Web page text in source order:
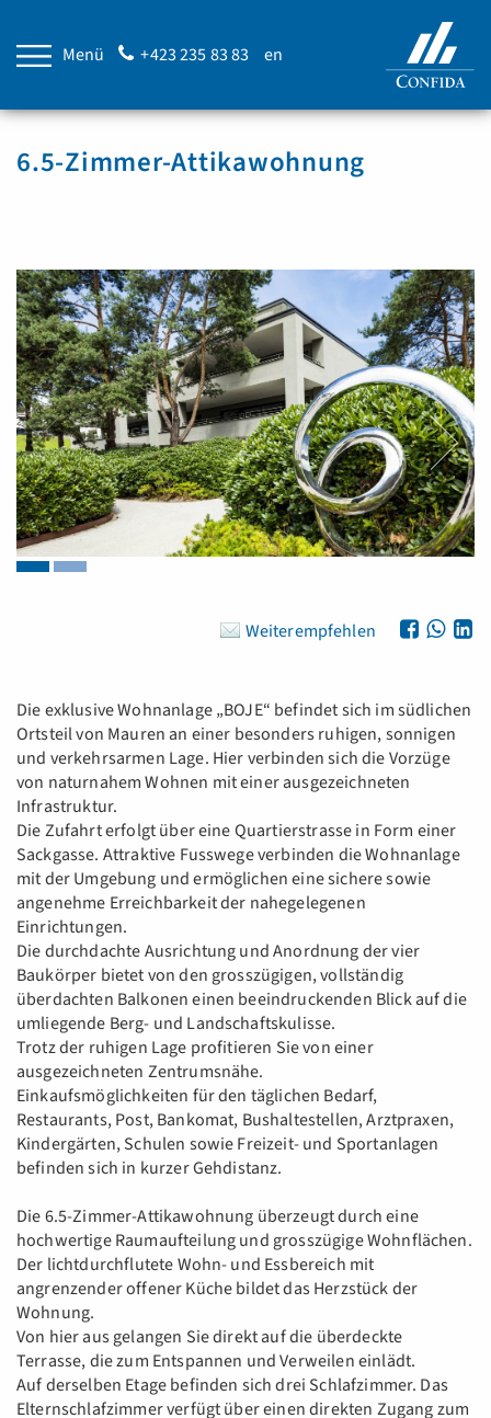
Menü +423 235 83 83 en
6.5-Zimmer-Attikawohnung
Weiterempfehlen
Die exklusive Wohnanlage „BOJE“ befindet sich im südlichen
Ortsteil von Mauren an einer besonders ruhigen, sonnigen
und verkehrsarmen Lage. Hier verbinden sich die Vorzüge
von naturnahem Wohnen mit einer ausgezeichneten
Infrastruktur.
Die Zufahrt erfolgt über eine Quartierstrasse in Form einer
Sackgasse. Attraktive Fusswege verbinden die Wohnanlage
mit der Umgebung und ermöglichen eine sichere sowie
angenehme Erreichbarkeit der nahegelegenen
Einrichtungen.
Die durchdachte Ausrichtung und Anordnung der vier
Baukörper bietet von den grosszügigen, vollständig
überdachten Balkonen einen beeindruckenden Blick auf die
umliegende Berg- und Landschaftskulisse.
Trotz der ruhigen Lage profitieren Sie von einer
ausgezeichneten Zentrumsnähe.
Einkaufsmöglichkeiten für den täglichen Bedarf,
Restaurants, Post, Bankomat, Bushaltestellen, Arztpraxen,
Kindergärten, Schulen sowie Freizeit- und Sportanlagen
befinden sich in kurzer Gehdistanz.
Die 6.5-Zimmer-Attikawohnung überzeugt durch eine
hochwertige Raumaufteilung und grosszügige Wohnflächen.
Der lichtdurchflutete Wohn- und Essbereich mit
angrenzender offener Küche bildet das Herzstück der
Wohnung.
Von hier aus gelangen Sie direkt auf die überdeckte
Terrasse, die zum Entspannen und Verweilen einlädt.
Auf derselben Etage befinden sich drei Schlafzimmer. Das
Elternschlafzimmer verfügt über einen direkten Zugang zum